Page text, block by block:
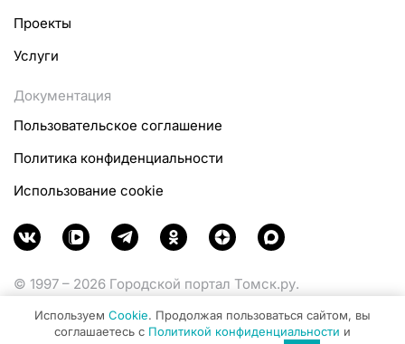
Проекты
Услуги
Документация
Пользовательское соглашение
Политика конфиденциальности
Использование cookie
© 1997 – 2026 Городской портал Томск.ру.
Министерства цифрового развития, связи и массовых
Используем Cookie. Продолжая пользоваться сайтом, вы
соглашаетесь с Политикой конфиденциальности и